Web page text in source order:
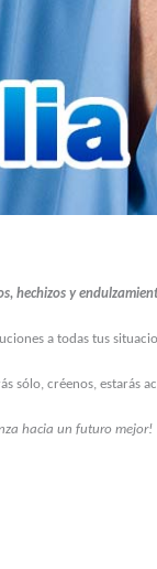
hechizos y
a todas tus
sólo, créenos,
hacia un futuro mejor!